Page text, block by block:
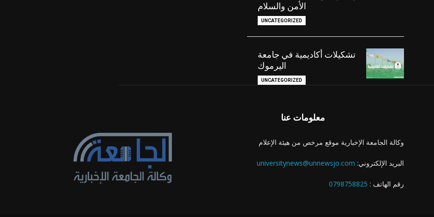
الأمن والسلام
UNCATEGORIZED
تشكيلات أكاديمية في جامعة
اليرموك
UNCATEGORIZED
معلومات عنا
وكالة الجامعة الإخبارية موقع مرخص من هيئة الإعلام
البريد الإلكتروني: universitynews@unnewsjo.com
رقم الهاتف : 0798758825